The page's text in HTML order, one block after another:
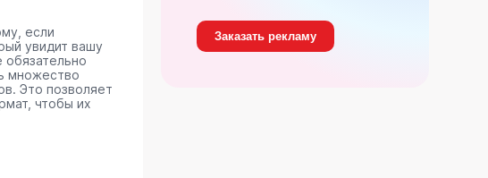
если
увидит вашу
множество
Это позволяет
чтобы их